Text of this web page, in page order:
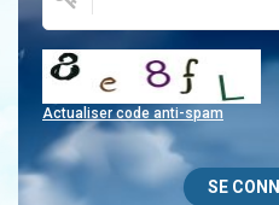
Actualiser code anti-spam